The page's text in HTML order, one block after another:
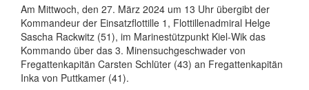
Am Mittwoch, den 27. März 2024 um 13 Uhr übergibt der
Kommandeur der Einsatzflottille 1, Flottillenadmiral Helge
Sascha Rackwitz (51), im Marinestützpunkt Kiel-Wik das
Kommando über das 3. Minensuchgeschwader von
Fregattenkapitän Carsten Schlüter (43) an Fregattenkapitän
Inka von Puttkamer (41).